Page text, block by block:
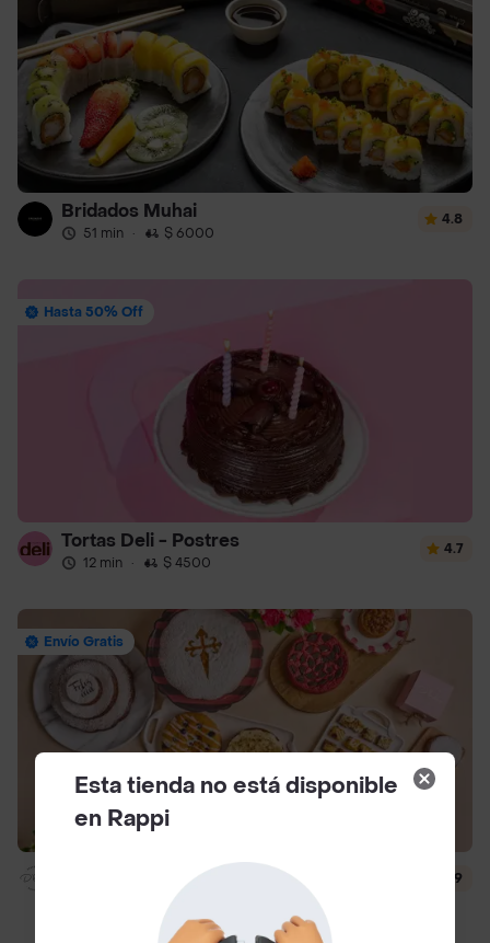
Bridados Muhai
51 min · $ 6000
4.8
Hasta 50% Off
Tortas Deli - Postres
12 min · $ 4500
4.7
Envío Gratis
Dlili By Liliana Arango
$ 4500
4.9
Esta tienda no está disponible
en Rappi